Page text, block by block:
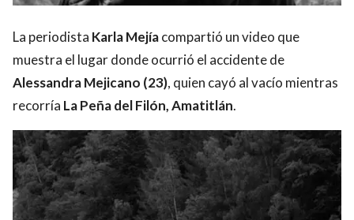
La periodista Karla Mejíacompartió un video que
muestra el lugar donde ocurrió el accidente de
Alessandra Mejicano (23), quien cayó al vacío mientras
recorría La Peña del Filón, Amatitlán.